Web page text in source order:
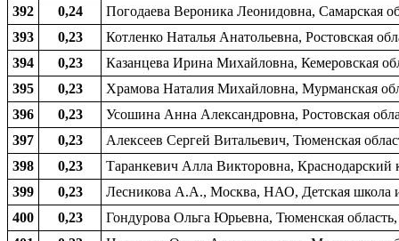
392
0,24
Погодаева Вероника Леонидовна, Самарская
393
0,23
Котленко Наталья Анатольевна, Ростовская
394
0,23
Казанцева Ирина Михайловна, Кемеровская
395
0,23
Храмова Наталия Михайловна, Мурманская
396
0,23
Усошина Анна Александровна, Ростовская
397
0,23
Алексеев Сергей Витальевич, Тюменская
398
0,23
Таранкевич Алла Викторовна, Краснодарский
399
0,23
Лесникова А.А., Москва, НАО, Детская школа
400
0,23
Гондурова Ольга Юрьевна, Тюменская